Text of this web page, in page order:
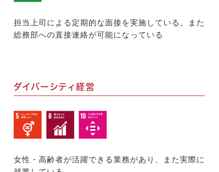
担当上司による定期的な面接を実施している。また
総務部への直接連絡が可能になっている
ダイバーシティ経営
女性・高齢者が活躍できる業務があり、また実際に